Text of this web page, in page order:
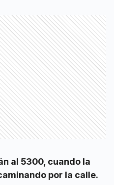
al 5300, cuando la
por la calle.